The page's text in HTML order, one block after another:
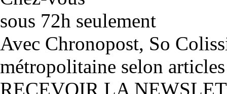
sous 72h seulement
Avec Chronopost, So
métropolitaine selon
RECEVOIR LA